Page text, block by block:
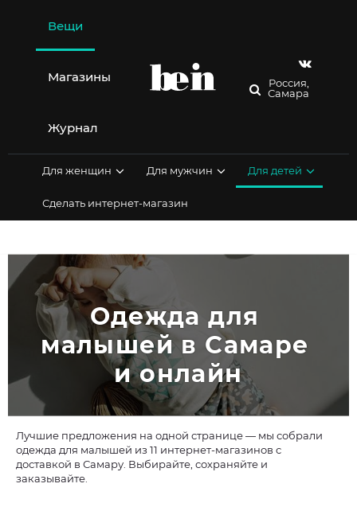
содержимому
Вещи
Магазины
Журнал
Россия,
Самара
Для женщин Для мужчин Для детей
Сделать интернет-магазин
Одежда для
малышей в Самаре
и онлайн
Лучшие предложения на одной странице — мы собрали
одежда для малышей из 11 интернет-магазинов с
доставкой в Самару. Выбирайте, сохраняйте и
заказывайте.